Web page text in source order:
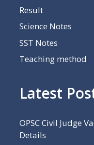
Result
Science Notes
SST Notes
Teaching method
Latest
OPSC Civil Judge
Details